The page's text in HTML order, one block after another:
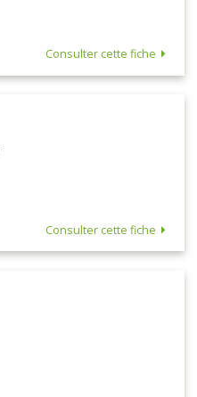
Consulter cette fiche
Consulter cette fiche